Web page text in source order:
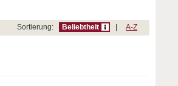
Sortierung: Beliebtheit A-Z